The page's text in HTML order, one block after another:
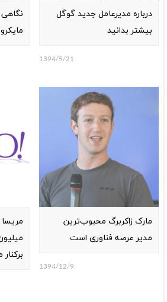
درباره مدیرعامل جدید گوگل
بیشتر بدانید
1394/5/21
مارک زاکربرگ محبوب‌ترین
مدیر عرصه فناوری است
1394/12/9